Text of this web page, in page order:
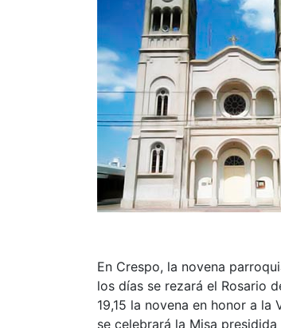
En Crespo, la novena
los días se rezará el Rosario
19,15 la novena en honor a
se celebrará la Misa